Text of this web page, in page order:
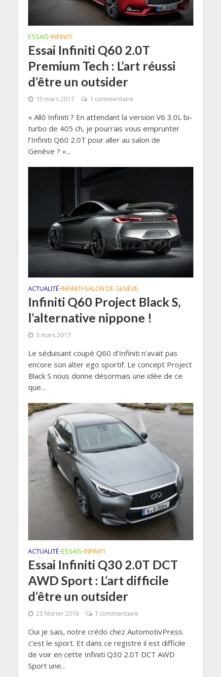
ESSAIS•INFINITI
Essai Infiniti Q60 2.0T
Premium Tech : L’art réussi
d’être un outsider
15 mars 2017 1 commentaire
« Allô Infiniti ? En attendant la version V6 3.0L bi-
turbo de 405 ch, je pourrais vous emprunter
l’Infiniti Q60 2.0T pour aller au salon de
Genève ? »...
ACTUALITÉ•INFINITI•SALON DE GENÈVE
Infiniti Q60 Project Black S,
l’alternative nippone !
3 mars 2017
Le séduisant coupé Q60 d’Infiniti n’avait pas
encore son alter ego sportif. Le concept Project
Black S nous donne désormais une idée de ce
que...
ACTUALITÉ•ESSAIS•INFINITI
Essai Infiniti Q30 2.0T DCT
AWD Sport : L’art difficile
d’être un outsider
23 février 2016 1 commentaire
Oui je sais, notre crédo chez AutomotivPress
c’est le sport. Et dans ce registre il est difficile
de voir en cette Infiniti Q30 2.0T DCT AWD
Sport une...